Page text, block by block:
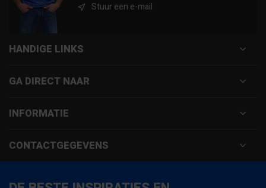
Stuur een e-mail
HANDIGE LINKS
GA DIRECT NAAR
INFORMATIE
CONTACTGEGEVENS